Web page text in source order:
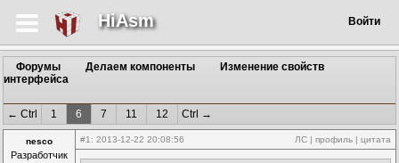
HiAsm Войти
Форумы Делаем компоненты
Изменение свойств
интерфейса
← Ctrl 1 6 7 11 12 Ctrl →
nesco
Разработчик
#1 : 2013-12-22 20:08:56 ЛС | профиль | цитата